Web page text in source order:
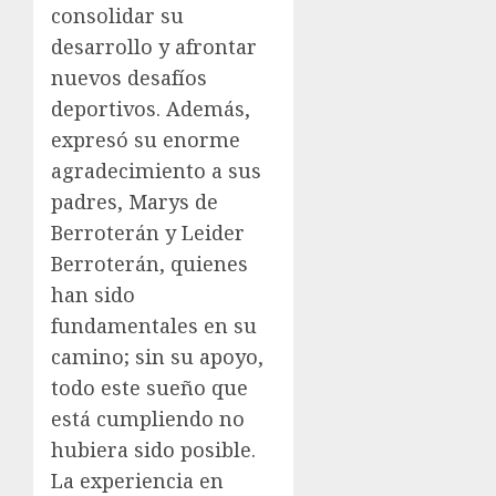
consolidar su
desarrollo y afrontar
nuevos desafíos
deportivos. Además,
expresó su enorme
agradecimiento a sus
padres, Marys de
Berroterán y Leider
Berroterán, quienes
han sido
fundamentales en su
camino; sin su apoyo,
todo este sueño que
está cumpliendo no
hubiera sido posible.
La experiencia en